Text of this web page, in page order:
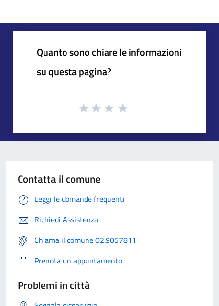
Quanto sono chiare le informazioni
su questa pagina?
Contatta il comune
Leggi le domande frequenti
Richiedi Assistenza
Chiama il comune 02.9057811
Prenota un appuntamento
Problemi in città